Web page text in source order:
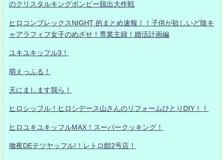
のクリスタルキングボンビー脱出大作戦
ヒロコンプレックスNIGHT 的まとめ速報！！子供が欲しいど陰キ
ャアラフィフ女子のめざせ！専業主婦！婚活計画編
ユキユキッフル3！
萌えっふる！
天にまします我ら！
ヒロシッフル！ヒロシデース山さんのリフォームひとりDIY！！
ヒロユキユキッフルMAX！スーパークッキング！
徹夜DEテツヤッフル!！レトロ館2号店！